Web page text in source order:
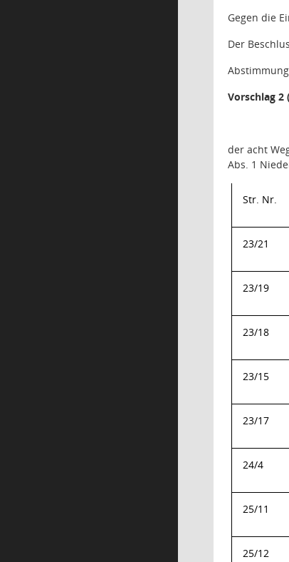
Gegen die
Der
Vorschlag 2
der acht
Abs. 1
Str. Nr.
23/21
23/19
23/18
23/15
23/17
24/4
25/11
25/12